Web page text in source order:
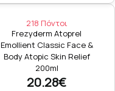
218 Πόντοι
Frezyderm Atoprel
Emollient Classic Face &
Body Atopic Skin Relief
200ml
20.28€